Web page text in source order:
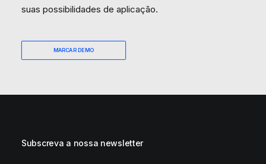
suas possibilidades de aplicação.
MARCAR DEMO
Subscreva a nossa newsletter